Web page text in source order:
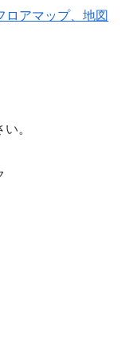
ロアマップ、地図
。